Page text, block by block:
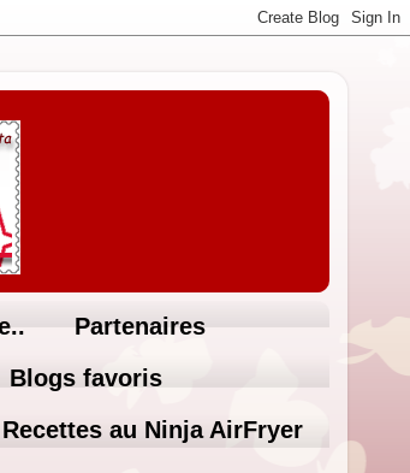
Partenaires
Blogs favoris
Recettes au Ninja AirFryer